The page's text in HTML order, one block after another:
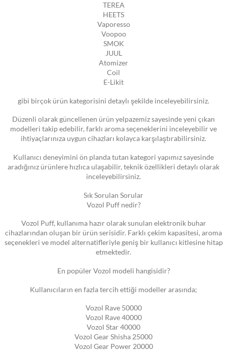
TEREA
HEETS
Vaporesso
Voopoo
SMOK
JUUL
Atomizer
Coil
E-Likit
gibi birçok ürün kategorisini detaylı şekilde inceleyebilirsiniz.
Düzenli olarak güncellenen ürün yelpazemiz sayesinde yeni çıkan
modelleri takip edebilir, farklı aroma seçeneklerini inceleyebilir ve
ihtiyaçlarınıza uygun cihazları kolayca karşılaştırabilirsiniz.
Kullanıcı deneyimini ön planda tutan kategori yapımız sayesinde
aradığınız ürünlere hızlıca ulaşabilir, teknik özellikleri detaylı olarak
inceleyebilirsiniz.
Sık Sorulan Sorular
Vozol Puff nedir?
Vozol Puff, kullanıma hazır olarak sunulan elektronik buhar
cihazlarından oluşan bir ürün serisidir. Farklı çekim kapasitesi, aroma
seçenekleri ve model alternatifleriyle geniş bir kullanıcı kitlesine hitap
etmektedir.
En popüler Vozol modeli hangisidir?
Kullanıcıların en fazla tercih ettiği modeller arasında;
Vozol Rave 50000
Vozol Rave 40000
Vozol Star 40000
Vozol Gear Shisha 25000
Vozol Gear Power 20000